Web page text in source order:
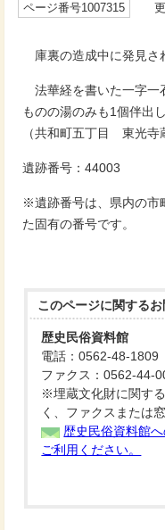
ページ番号1007315 更
庫裏の造成中に発見さ
法華経を書いた一字一
ものの湯のみも1個伴出
（共和町五丁目 東光寺
遺跡番号：44003
※遺跡番号は、県内の市
た固有の番号です。
このページに関する
歴史民俗資料館
電話：0562-48-1809
ファクス：0562-44-
※埋蔵文化財に関す
く、ファクスまたは
歴史民俗資料館
ご利用ください。